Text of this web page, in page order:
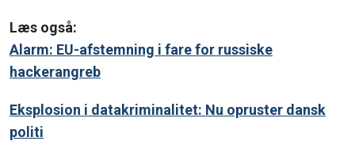
Læs også:
Alarm: EU-afstemning i fare for russiske
hackerangreb
Eksplosion i datakriminalitet: Nu opruster dansk
politi